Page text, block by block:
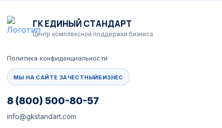
ГК ЕДИНЫЙ СТАНДАРТ
Центр комплексной поддержки бизнеса
Политика конфиденциальности
МЫ НА САЙТЕ ЗАЧЕСТНЫЙБИЗНЕС
8 (800) 500-80-57
info@gkstandart.com